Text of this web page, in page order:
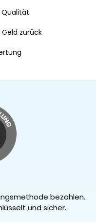
zurück
bezahlen.
und sicher.